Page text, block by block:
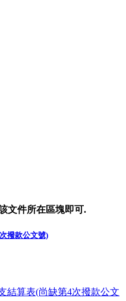
文件所在區塊即可.
撥款公文號)
結算表(尚缺第4次撥款公文